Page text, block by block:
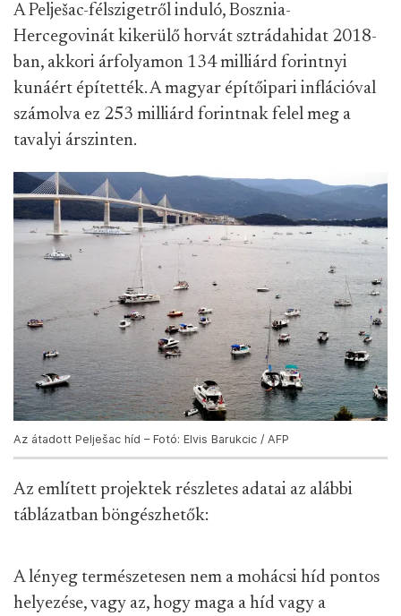
A Pelješac-félszigetről induló, Bosznia-
Hercegovinát kikerülő horvát sztrádahidat 2018-
ban, akkori árfolyamon 134 milliárd forintnyi
kunáért építették. A magyar építőipari inflációval
számolva ez 253 milliárd forintnak felel meg a
tavalyi árszinten.
Az átadott Pelješac híd – Fotó: Elvis Barukcic / AFP
Az említett projektek részletes adatai az alábbi
táblázatban böngészhetők:
A lényeg természetesen nem a mohácsi híd pontos
helyezése, vagy az, hogy maga a híd vagy a